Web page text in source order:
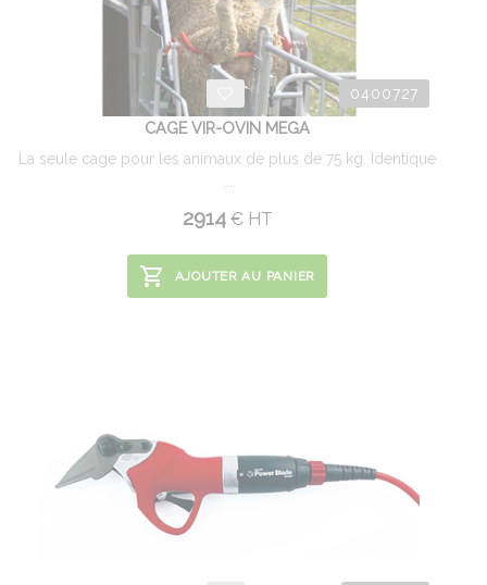
0400727
CAGE VIR-OVIN MEGA
La seule cage pour les animaux de plus de 75 kg. Identique
2914 €HT
AJOUTER AU PANIER